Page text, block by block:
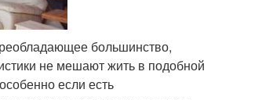
большинство,
не мешают жить в подобной
если есть